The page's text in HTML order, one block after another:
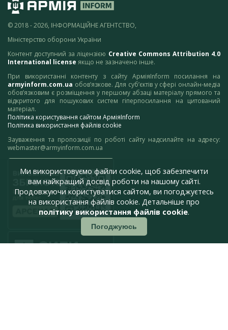
© 2018 - 2026, ІНФОРМАЦІЙНЕ АГЕНТСТВО,
Міністерство оборони України
Контент доступний за ліцензією Creative Commons Attribution 4.0
International license якщо не зазначено інше.
При використанні контенту з сайту АрміяInform посилання на
armyinform.com.ua обов’язкове. Для суб’єктів у сфері онлайн-медіа
обов’язковим є розміщення у першому абзаці матеріалу прямого та
відкритого для пошукових систем гіперпосилання на цитований
матеріал.
Політика користування сайтом АрміяInform
Політика використання файлів cookie
Зауваження та пропозиції по роботі сайту надсилайте на адресу:
webmaster@armyinform.com.ua
Ми використовуємо файли cookie, щоб забезпечити
вам найкращий досвід роботи на нашому сайті.
Продовжуючи користуватися сайтом, ви погоджуєтесь
на використання файлів cookie. Детальніше про
політику використання файлів cookie.
Погоджуюсь